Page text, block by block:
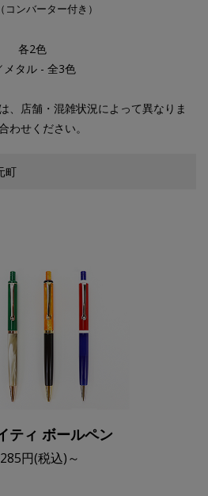
コンバーター付き）
各2色
メタル - 全3色
、店舗・混雑状況によって異なりま
わせください。
町
ティ ボールペン
円(税込)～